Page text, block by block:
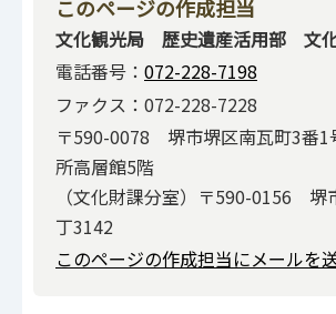
このページの作成担当
文化観光局 歴史遺産活用部 文
電話番号： 072-228-7198
ファクス：072-228-7228
〒590-0078 堺市堺区南瓦町3番
所高層館5階
（文化財課分室）〒590-0156 堺
丁3142
このページの作成担当にメールを